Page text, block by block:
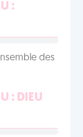
:
des
: DIEU